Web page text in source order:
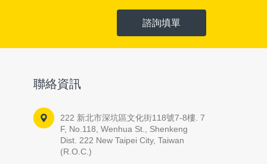
諮詢填單
聯絡資訊
222 新北市深坑區文化街118號7-8樓. 7
F, No.118, Wenhua St., Shenkeng
Dist. 222 New Taipei City, Taiwan
(R.O.C.)